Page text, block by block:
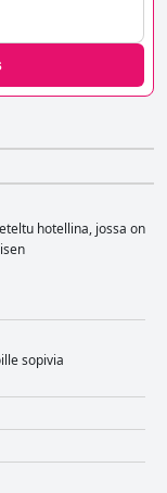
hotellina, jossa on
sopivia